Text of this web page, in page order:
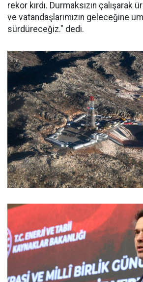
rekor kırdı. Durmaksızın çalışarak
ve vatandaşlarımızın geleceğine
sürdüreceğiz." dedi.